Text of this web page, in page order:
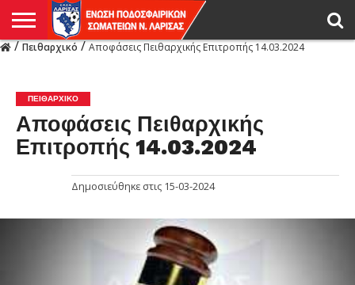
/Πειθαρχικό/Αποφάσεις Πειθαρχικής Επιτροπής 14.03.2024
ΠΕΙΘΑΡΧΙΚΌ
Αποφάσεις Πειθαρχικής
Επιτροπής 14.03.2024
Δημοσιεύθηκε στις 15-03-2024